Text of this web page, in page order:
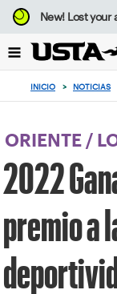
Enfoque
desde
botón
volver
principio
New!Lost your
0
artículos
en
carrito
INICIO > NOTICIAS
ORIENTE /
2022
premio a